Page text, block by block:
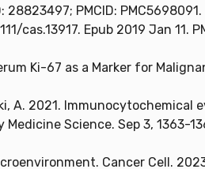
28823497; PMCID: PMC5698091.
cas.13917. Epub 2019 Jan 11.
Ki-67 as a Marker for
A. 2021.
Science. Sep 3, 1363-
Cancer Cell.